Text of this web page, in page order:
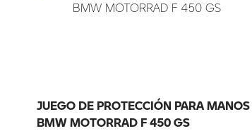
JUEGO DE PROTECCIÓN PARA MANOS
BMW MOTORRAD F 450 GS